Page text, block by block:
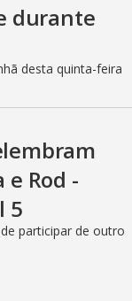
durante
desta quinta-feira
Rod -
5
participar de outro